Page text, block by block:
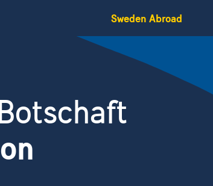
Sweden Abroad